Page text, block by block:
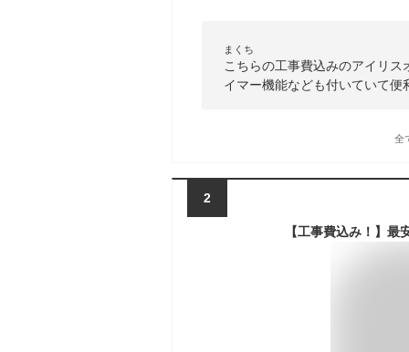
まくち
こちらの工事費込みのアイリ
イマー機能なども付いていて便
全
2